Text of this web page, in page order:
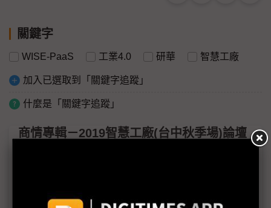
關鍵字
WISE-PaaS 工業4.0 研華 智慧工廠
加入已選取到「關鍵字追蹤」
什麼是「關鍵字追蹤」
商情專輯－2019智慧工廠(台中秋季場)論壇